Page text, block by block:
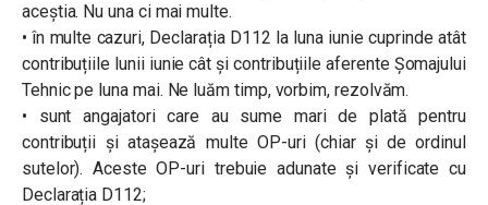
aceștia. Nu una ci mai multe.
• în multe cazuri, Declarația D112 la luna iunie cuprinde atât
contribuțiile lunii iunie cât și contribuțiile aferente Șomajului
Tehnic pe luna mai. Ne luăm timp, vorbim, rezolvăm.
• sunt angajatori care au sume mari de plată pentru
contribuții și atașează multe OP-uri (chiar și de ordinul
sutelor). Aceste OP-uri trebuie adunate și verificate cu
Declarația D112;